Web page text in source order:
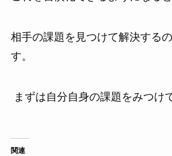
相手の課題を見つけて解決する
す。
まずは自分自身の課題をみつけ
関連